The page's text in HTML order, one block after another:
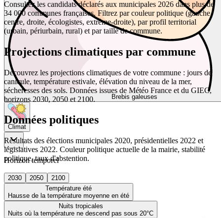
Brebis galeuses
Climat
Horizon temporel
2030 2050
2100
Température été
Hausse de la température moyenne en été
Nuits tropicales
Nuits où la température ne descend pas sous 20°C
Consultez les candidats déclarés aux municipales 2026 dans plus de
34 000 communes françaises. Filtrez par couleur politique (gauche,
centre, droite, écologistes, extrême-droite), par profil territorial
(urbain, périurbain, rural) et par taille de commune.
Projections climatiques par commune
Découvrez les projections climatiques de votre commune : jours de
canicule, température estivale, élévation du niveau de la mer,
sécheresses des sols. Données issues de Météo France et du GIEC,
horizons 2030, 2050 et 2100.
Données politiques
Résultats des élections municipales 2020, présidentielles 2022 et
législatives 2022. Couleur politique actuelle de la mairie, stabilité
politique, taux d'abstention.